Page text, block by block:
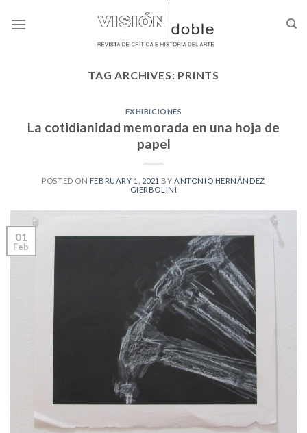
TAG ARCHIVES: PRINTS
EXHIBICIONES
La cotidianidad memorada en una hoja de
papel
POSTED ON FEBRUARY 1, 2021 BY ANTONIO HERNÁNDEZ
GIERBOLINI
01
Feb